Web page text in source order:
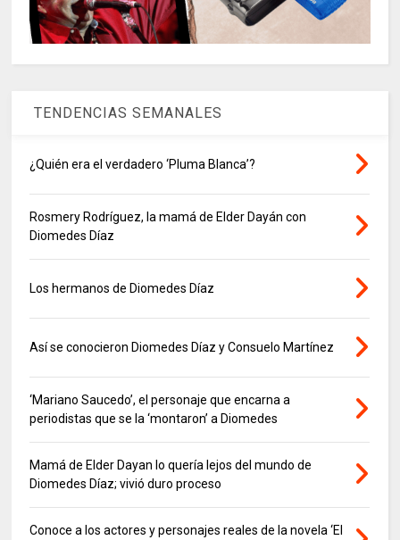
TENDENCIAS SEMANALES
¿Quién era el verdadero ‘Pluma Blanca’?
Rosmery Rodríguez, la mamá de Elder Dayán con
Diomedes Díaz
Los hermanos de Diomedes Díaz
Así se conocieron Diomedes Díaz y Consuelo Martínez
‘Mariano Saucedo’, el personaje que encarna a
periodistas que se la ‘montaron’ a Diomedes
Mamá de Elder Dayan lo quería lejos del mundo de
Diomedes Díaz; vivió duro proceso
Conoce a los actores y personajes reales de la novela ‘El